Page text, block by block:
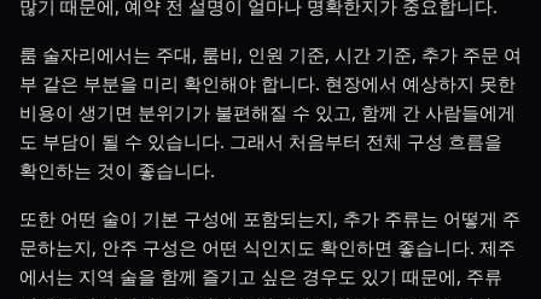
많기 때문에, 예약 전 설명이 얼마나 명확한지가 중요합니다.
룸 술자리에서는 주대, 룸비, 인원 기준, 시간 기준, 추가 주문 여
부 같은 부분을 미리 확인해야 합니다. 현장에서 예상하지 못한
비용이 생기면 분위기가 불편해질 수 있고, 함께 간 사람들에게
도 부담이 될 수 있습니다. 그래서 처음부터 전체 구성 흐름을
확인하는 것이 좋습니다.
또한 어떤 술이 기본 구성에 포함되는지, 추가 주류는 어떻게 주
문하는지, 안주 구성은 어떤 식인지도 확인하면 좋습니다. 제주
에서는 지역 술을 함께 즐기고 싶은 경우도 있기 때문에, 주류